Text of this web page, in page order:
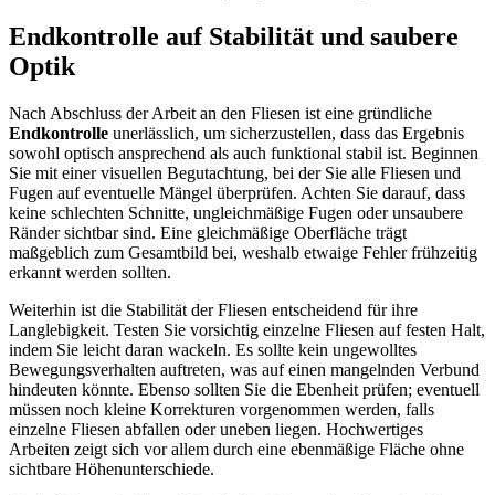
Endkontrolle auf Stabilität und saubere
Optik
Nach Abschluss der Arbeit an den Fliesen ist eine gründliche
Endkontrolle unerlässlich, um sicherzustellen, dass das Ergebnis
sowohl optisch ansprechend als auch funktional stabil ist. Beginnen
Sie mit einer visuellen Begutachtung, bei der Sie alle Fliesen und
Fugen auf eventuelle Mängel überprüfen. Achten Sie darauf, dass
keine schlechten Schnitte, ungleichmäßige Fugen oder unsaubere
Ränder sichtbar sind. Eine gleichmäßige Oberfläche trägt
maßgeblich zum Gesamtbild bei, weshalb etwaige Fehler frühzeitig
erkannt werden sollten.
Weiterhin ist die Stabilität der Fliesen entscheidend für ihre
Langlebigkeit. Testen Sie vorsichtig einzelne Fliesen auf festen Halt,
indem Sie leicht daran wackeln. Es sollte kein ungewolltes
Bewegungsverhalten auftreten, was auf einen mangelnden Verbund
hindeuten könnte. Ebenso sollten Sie die Ebenheit prüfen; eventuell
müssen noch kleine Korrekturen vorgenommen werden, falls
einzelne Fliesen abfallen oder uneben liegen. Hochwertiges
Arbeiten zeigt sich vor allem durch eine ebenmäßige Fläche ohne
sichtbare Höhenunterschiede.